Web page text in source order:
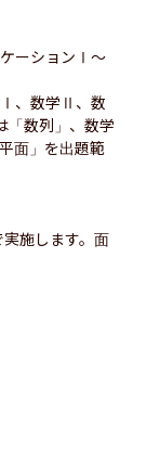
ーションⅠ〜
Ⅰ、数学Ⅱ、数
「数列」、数学
面」を出題範
施します。面